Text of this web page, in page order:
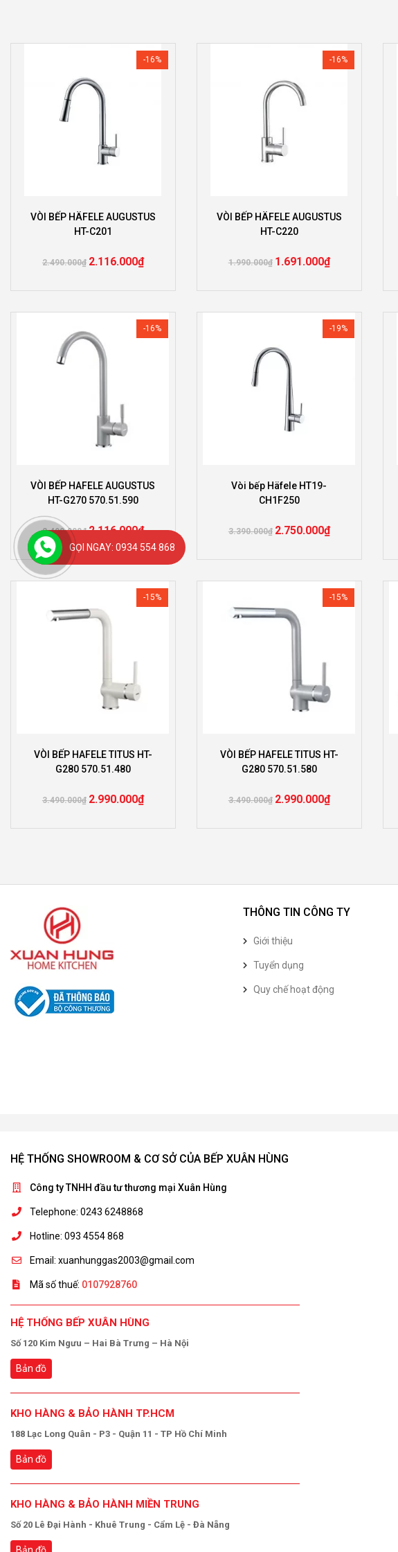
-16%
VÒI BẾP HÄFELE AUGUSTUS
HT-C201
2.490.000₫ 2.116.000₫
-16%
VÒI BẾP HÄFELE AUGUSTUS
HT-C220
1.990.000₫ 1.691.000₫
-16%
VÒI BẾP HAFELE AUGUSTUS
HT-G270 570.51.590
2.490.000₫ 2.116.000₫
-19%
Vòi bếp Häfele HT19-
CH1F250
3.390.000₫ 2.750.000₫
-15%
VÒI BẾP HAFELE TITUS HT-
G280 570.51.480
3.490.000₫ 2.990.000₫
-15%
VÒI BẾP HAFELE TITUS HT-
G280 570.51.580
3.490.000₫ 2.990.000₫
THÔNG TIN CÔNG TY
Giới thiệu
Tuyển dụng
Quy chế hoạt động
HỆ THỐNG SHOWROOM & CƠ SỞ CỦA BẾP XUÂN HÙNG
Công ty TNHH đầu tư thương mại Xuân Hùng
Telephone: 0243 6248868
Hotline: 093 4554 868
Email: xuanhunggas2003@gmail.com
Mã số thuế: 0107928760
HỆ THỐNG BẾP XUÂN HÙNG
Số 120 Kim Ngưu – Hai Bà Trưng – Hà Nội
Bản đồ
KHO HÀNG & BẢO HÀNH TP.HCM
188 Lạc Long Quân - P3 - Quận 11 - TP Hồ Chí Minh
Bản đồ
KHO HÀNG & BẢO HÀNH MIỀN TRUNG
Số 20 Lê Đại Hành - Khuê Trung - Cẩm Lệ - Đà Nẵng
GỌI NGAY: 0934 554 868